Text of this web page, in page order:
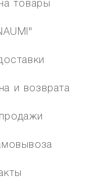
товары
и возврата